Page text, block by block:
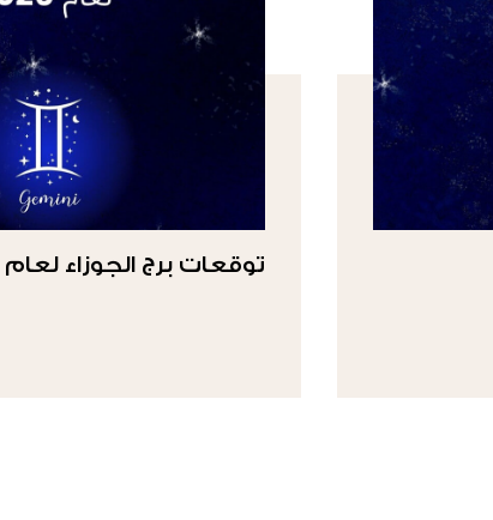
توقعات برج الجوزاء لعام 2026